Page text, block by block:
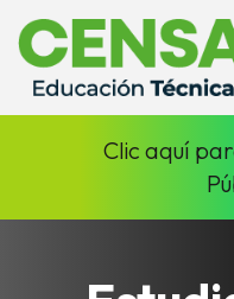
Clic aquí